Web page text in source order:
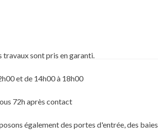
travaux sont pris en garanti.
et de 14h00 à 18h00
72h après contact
également des portes d'entrée, des baies